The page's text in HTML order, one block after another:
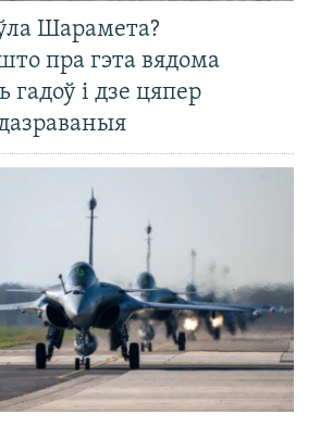
Шарамета?
пра гэта вядома
гадоў і дзе цяпер